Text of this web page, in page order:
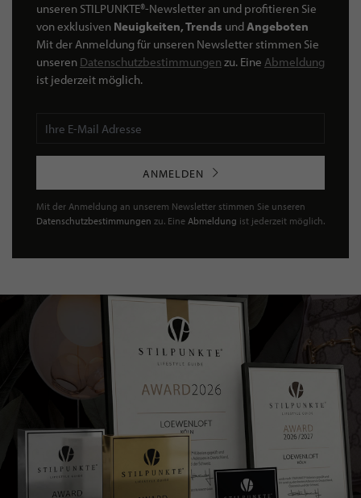
unseren STILPUNKTE®-Newsletter an und profitieren Sie
von exklusiven Neuigkeiten, Trends undAngeboten
Mit der Anmeldung für unseren Newsletter stimmen Sie
unseren Datenschutzbestimmungen zu. Eine Abmeldung
ist jederzeit möglich.
ANMELDEN
Mit der Anmeldung an unserem Newsletter stimmen Sie unseren
Datenschutzbestimmungen zu. Eine Abmeldung ist jederzeit möglich.